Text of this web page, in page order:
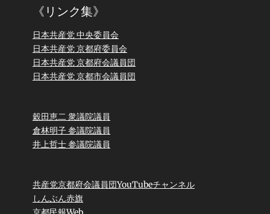
《リンク集》
日本共産党 中央委員会
日本共産党 京都府委員会
日本共産党 京都府会議員団
日本共産党 京都市会議員団
穀田恵二 衆議院議員
倉林明子 参議院議員
井上哲士 参議院議員
共産党京都府会議員団YouTubeチャンネル
しんぶん赤旗